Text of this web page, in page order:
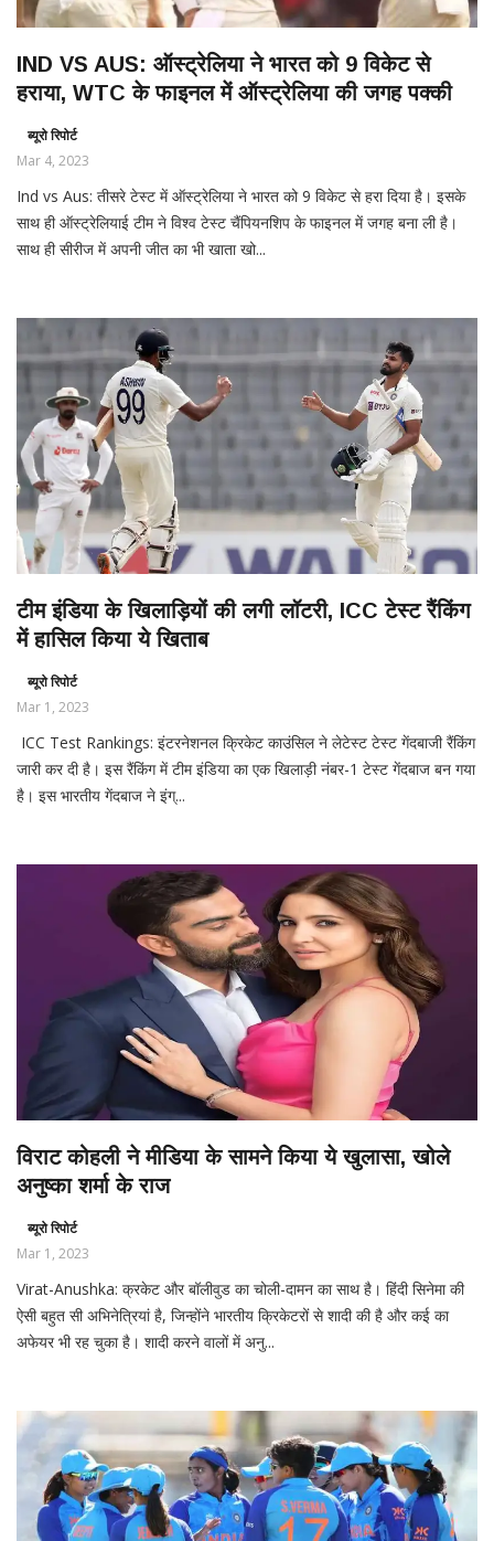
IND VS AUS: ऑस्ट्रेलिया ने भारत को 9 विकेट से
हराया, WTC के फाइनल में ऑस्ट्रेलिया की जगह पक्की
ब्यूरो रिपोर्ट
Mar 4, 2023
Ind vs Aus: तीसरे टेस्ट में ऑस्ट्रेलिया ने भारत को 9 विकेट से हरा दिया है। इसके
साथ ही ऑस्ट्रेलियाई टीम ने विश्व टेस्ट चैंपियनशिप के फाइनल में जगह बना ली है।
साथ ही सीरीज में अपनी जीत का भी खाता खो...
टीम इंडिया के खिलाड़ियों की लगी लॉटरी, ICC टेस्ट रैंकिंग
में हासिल किया ये खिताब
ब्यूरो रिपोर्ट
Mar 1, 2023
ICC Test Rankings: इंटरनेशनल क्रिकेट काउंसिल ने लेटेस्ट टेस्ट गेंदबाजी रैंकिंग
जारी कर दी है। इस रैंकिंग में टीम इंडिया का एक खिलाड़ी नंबर-1 टेस्ट गेंदबाज बन गया
है। इस भारतीय गेंदबाज ने इंग्...
विराट कोहली ने मीडिया के सामने किया ये खुलासा, खोले
अनुष्का शर्मा के राज
ब्यूरो रिपोर्ट
Mar 1, 2023
Virat-Anushka: क्रकेट और बॉलीवुड का चोली-दामन का साथ है। हिंदी सिनेमा की
ऐसी बहुत सी अभिनेत्रियां है, जिन्होंने भारतीय क्रिकेटरों से शादी की है और कई का
अफेयर भी रह चुका है। शादी करने वालों में अनु...